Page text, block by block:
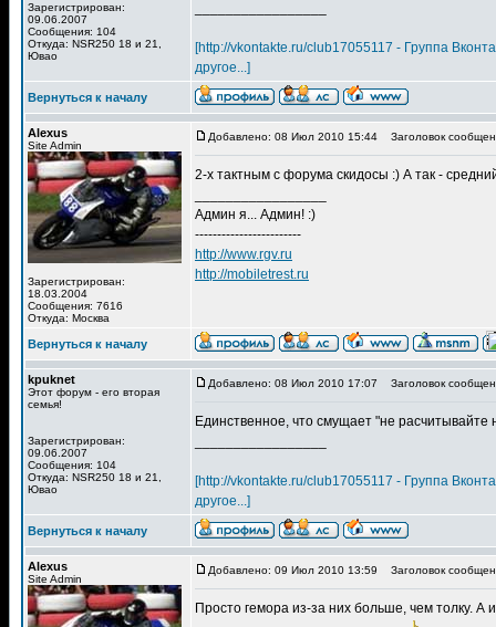
Зарегистрирован:
09.06.2007
Сообщения: 104
Откуда: NSR250 18 и 21,
Ювао
[http://vkontakte.ru/club17055117 - Группа
другое...]
Вернуться к началу
Alexus
Site Admin
Зарегистрирован:
18.03.2004
Сообщения: 7616
Откуда: Москва
Добавлено: 08 Июл 2010 15:44 Заголовок
2-х тактным с форума скидосы :) А так -
Админ я... Админ! :)
------------------------
http://www.rgv.ru
http://mobiletrest.ru
Вернуться к началу
kpuknet
Этот форум - его вторая
семья!
Зарегистрирован:
09.06.2007
Сообщения: 104
Откуда: NSR250 18 и 21,
Ювао
Добавлено: 08 Июл 2010 17:07 Заголовок
Единственное, что смущает "не расчитывайте
[http://vkontakte.ru/club17055117 - Группа
другое...]
Вернуться к началу
Alexus
Site Admin
Добавлено: 09 Июл 2010 13:59 Заголовок
Просто гемора из-за них больше, чем толку. А